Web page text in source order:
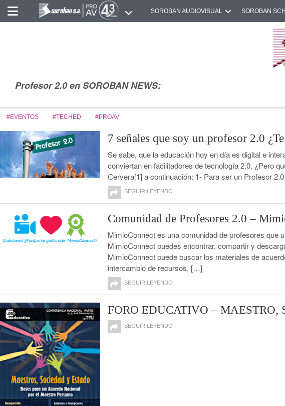
SOROBAN AUDIOVISUAL SOROBAN
Profesor 2.0 en SOROBAN NEWS:
#EVENTOS #TECHED #PROAV
7 señales que soy un profesor 2.0
Se sabe, que la educación hoy en día es digital e
conviertan en facilitadores de tecnología 2.0. ¿Pero
Cervera[1] a continuación: 1- Para ser un Profesor
SEGUIR LEYENDO
Comunidad de Profesores 2.0 –
MimioConnect es una comunidad de profesores que
MimioConnect puedes encontrar, compartir y
MimioConnect puede buscar los materiales de
intercambio de recursos, […]
SEGUIR LEYENDO
FORO EDUCATIVO – MAESTRO,
SEGUIR LEYENDO